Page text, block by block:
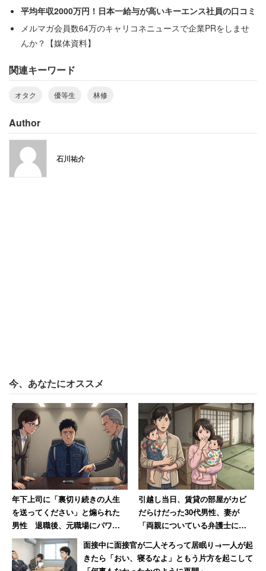
さらに、林氏はオタクが注目されている要因について「オ
タクは本気で喧嘩する」と主張し、情報メディア「週プレ
持ち出し、オタクのポテンシャルを説明する。
行った際、オタクばっかりが集まった班ができてしまっ
た。誰もが「あの班はちょっと厳しいんじゃないか」と思
って見ていたら、新商品のプロモーション戦略を考えてプ
レゼンするなどの課題を与えみると、全てにおいて好成績
することができるため、価値ある結果を生み出せる、とい
うことのようだ。
林氏の持論にネット上では「確かにそうだよね。オタクが
集まるといろんな意味で行動力高いよね」「別に現代に限
らずいつの世も時代を作ってきたのはオタクやろ」と共感
を示す意見が散見された。
今後の就職活動でも、コミュニケーション能力が注目され
ることは変わらないだろうが、その人の”オタク度”も評価
指標として重視されるようになるのかもしれない。
平均年収2000万円！日本一給与が高いキーエンス社員の口コミ
メルマガ会員数64万のキャリコネニュースで企業PRをしませ
んか？【媒体資料】
関連キーワード
オタク 優等生 林修
Author
石川祐介
今、あなたにオススメ
年下上司に「裏切り続きの人生
を送ってください」と煽られた
男性 退職後、元職場にパワハ
ラ証拠USBを送付した結果【後
編】
引越し当日、賃貸の部屋がカビ
だらけだった30代男性、妻が
「両親についている弁護士に相
面接中に面接官が二人そろって居眠り→一人が起
きたら「おい、寝るなよ」ともう片方を起こして